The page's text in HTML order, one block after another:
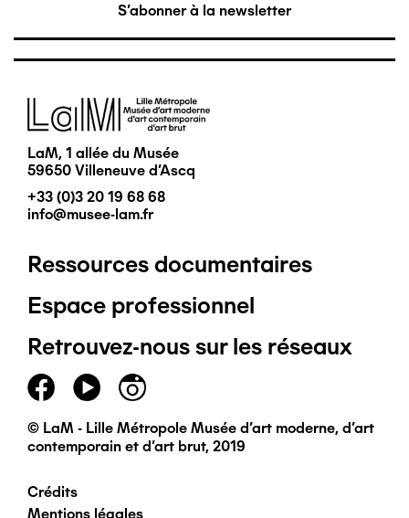
S'abonner à la newsletter
Image
LaM, 1 allée du Musée
59650 Villeneuve d'Ascq
+33 (0)3 20 19 68 68
info@musee-lam.fr
Pied
de
page
principal
Ressources documentaires
Espace professionnel
Retrouvez-nous sur les réseaux
© LaM - Lille Métropole Musée d'art moderne, d'art
contemporain et d'art brut, 2019
Pied
Crédits
Mentions légales